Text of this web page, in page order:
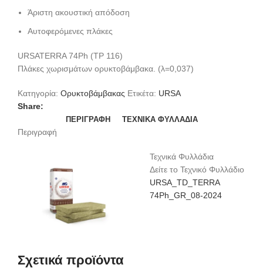
Άριστη ακουστική απόδοση
Αυτοφερόµενες πλάκες
URSATERRA 74Ph (TP 116)
Πλάκες χωρισμάτων ορυκτοβάμβακα. (λ=0,037)
Κατηγορία: Ορυκτοβάμβακας Ετικέτα: URSA
Share:
ΠΕΡΙΓΡΑΦΉ ΤΕΧΝΙΚΆ ΦΥΛΛΆΔΙΑ
Περιγραφή
Τεχνικά Φυλλάδια
Δείτε το Τεχνικό Φυλλάδιο
URSA_TD_TERRA
74Ph_GR_08-2024
Σχετικά προϊόντα